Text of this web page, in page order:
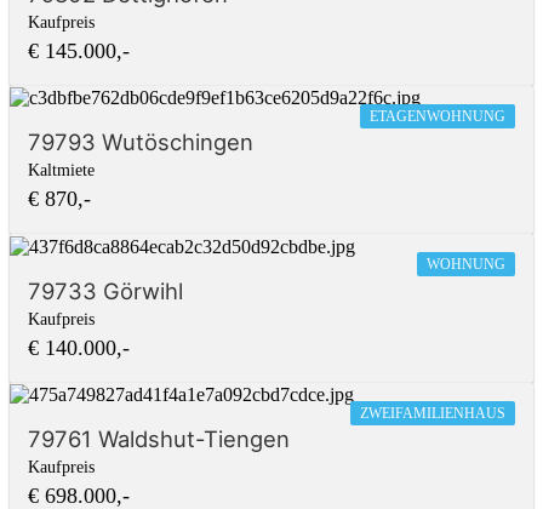
Kaufpreis
€ 145.000,-
ETAGENWOHNUNG
79793 Wutöschingen
Kaltmiete
€ 870,-
WOHNUNG
79733 Görwihl
Kaufpreis
€ 140.000,-
ZWEIFAMILIENHAUS
79761 Waldshut-Tiengen
Kaufpreis
€ 698.000,-